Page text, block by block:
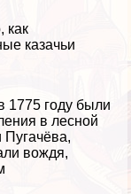
как
казачьи
1775 году были
в лесной
вождя,